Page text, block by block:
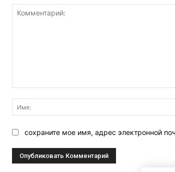
сохраните мое имя, адрес электронной